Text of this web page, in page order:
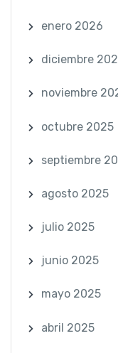
enero 2026
diciembre
noviembre
octubre 2025
septiembre
agosto 2025
julio 2025
junio 2025
mayo 2025
abril 2025